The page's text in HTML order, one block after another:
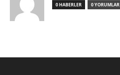
0 HABERLER 0 YORUMLAR